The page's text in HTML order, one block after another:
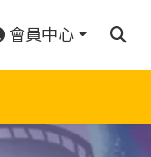
會員中心 查詢